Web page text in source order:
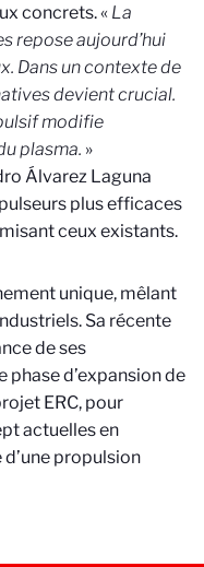
concrets. « La
repose aujourd’hui
Dans un contexte de
devient crucial.
modifie
plasma. »
Álvarez Laguna
plus efficaces
ceux existants.
unique, mêlant
Sa récente
de ses
d’expansion de
ERC, pour
actuelles en
propulsion